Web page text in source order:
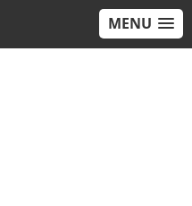
MENU